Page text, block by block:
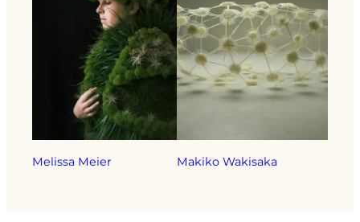
Melissa Meier Makiko Wakisaka